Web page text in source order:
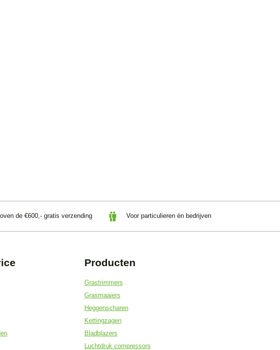
de €600,- gratis verzending Voor particulieren én bedrijven
Producten
Grastrimmers
Grasmaaiers
Heggenscharen
Kettingzagen
Bladblazers
Luchtdruk compressors